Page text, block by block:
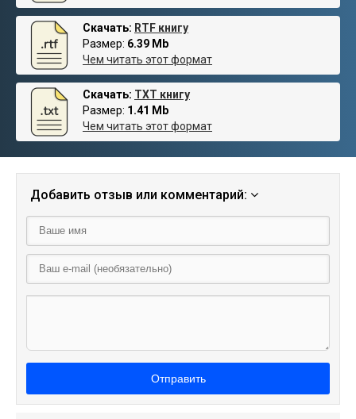
Скачать: RTF книгу
Размер: 6.39 Mb
Чем читать этот формат
Скачать: TXT книгу
Размер: 1.41 Mb
Чем читать этот формат
Добавить отзыв или комментарий:
Отправить